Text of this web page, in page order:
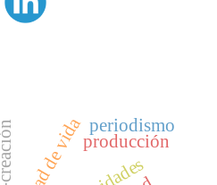
producción
periodismo